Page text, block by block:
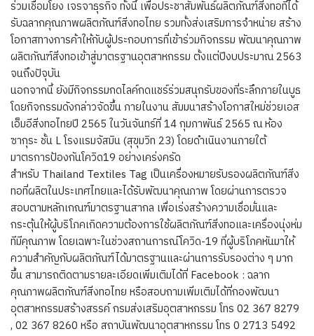
ร่วมเชื่อมโยง เจรจาธุรกิจ ทั้งนี้ เพื่อประชาสัมพันธ์ผลิตภัณฑ์สิ่งทอที่ได้
รับฉลากคุณภาพผลิตภัณฑ์สิ่งทอไทย รวมทั้งส่งเสริมการจำหน่าย สร้าง
โอกาสทางการค้าให้กับผู้ประกอบการที่เข้าร่วมกิจกรรม พัฒนาคุณภาพ
ผลิตภัณฑ์สิ่งทอเข้าสู่มาตรฐานอุตสาหกรรม ตั้งแต่ปีงบประมาณ 2563
จนถึงปัจุบัน
นอกจากนี้ ยังมีกิจกรรมกดไลค์กดแชร์ร่วมสนุกรับของที่ระลึกภายในบูธ
โดยกิจกรรมดังกล่าวจัดขึ้น ภายในงาน สัมมนาสร้างโอกาสใหม่ช่วยเอส
เอ็มอีสิ่งทอไทยปี 2565 ในวันจันทร์ที่ 14 กุมภาพันธ์ 2565 ณ ห้อง
ซากุระ ชั้น L โรงแรมจัสมิน (สุขุมวิท 23) โดยดำเนินงานภายใต้
มาตรการป้องกันโควิด19 อย่างเคร่งครัด
สำหรับ Thailand Textiles Tag เป็นเครื่องหมายรับรองผลิตภัณฑ์สิ่ง
ทอที่ผลิตในประเทศไทยและได้รับพัฒนาคุณภาพ โดยผ่านการตรวจ
สอบตามหลักเกณฑ์มาตรฐานสากล เพื่อเร่งสร้างความเชื่อมั่นและ
กระตุ้นให้ผู้บริโภคเกิดความต้องการใช้ผลิตภัณฑ์สิ่งทอและเครื่องนุ่งห่ม
ทีมีคุณภาพ โดยเฉพาะในช่วงสถานการณ์โควิด-19 ที่ผู้บริโภคหันมาให้
ความสำคัญกับผลิตภัณฑ์ได้มาตรฐานและผ่านการรับรองต่าง ๆ มาก
ขึ้น สามารถติดตามรายละเอียดเพิ่มเติมได้ที่ Facebook : ฉลาก
คุณภาพผลิตภัณฑ์สิ่งทอไทย หรือสอบถามเพิ่มเติมได้ที่กองพัฒนา
อุตสาหกรรมสร้างสรรค์ กรมส่งเสริมอุตสาหกรรม โทร 02 367 8279
, 02 367 8260 หรือ สถาบันพัฒนาอุตสาหกรรม โทร 0 2713 5492